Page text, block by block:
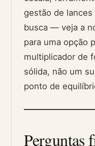
gestão de
busca — veja a
para uma opção
multiplicador de
sólida, não um
ponto de
Perguntas